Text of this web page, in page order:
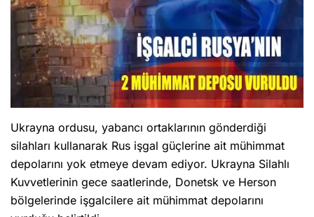
Ukrayna ordusu, yabancı ortaklarının gönderdiği
silahları kullanarak Rus işgal güçlerine ait mühimmat
depolarını yok etmeye devam ediyor. Ukrayna Silahlı
Kuvvetlerinin gece saatlerinde, Donetsk ve Herson
bölgelerinde işgalcilere ait mühimmat depolarını